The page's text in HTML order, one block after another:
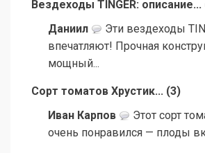
Вездеходы TINGER: описание...
Даниил
Эти вездеходы
впечатляют! Прочная
мощный...
Сорт томатов Хрустик... (3)
Иван Карпов
Этот сорт
очень понравился — плоды